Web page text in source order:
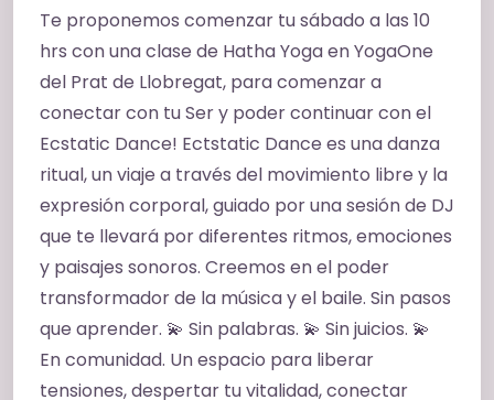
Te proponemos comenzar tu sábado a las 10
hrs con una clase de Hatha Yoga en YogaOne
del Prat de Llobregat, para comenzar a
conectar con tu Ser y poder continuar con el
Ecstatic Dance! Ectstatic Dance es una danza
ritual, un viaje a través del movimiento libre y la
expresión corporal, guiado por una sesión de DJ
que te llevará por diferentes ritmos, emociones
y paisajes sonoros. Creemos en el poder
transformador de la música y el baile. Sin pasos
que aprender. 💫 Sin palabras. 💫 Sin juicios. 💫
En comunidad. Un espacio para liberar
tensiones, despertar tu vitalidad, conectar